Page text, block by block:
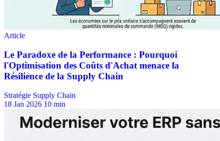
Stratégie Supply Chain
18 Jan 2026 10 min